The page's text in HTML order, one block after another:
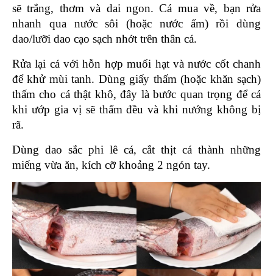
sẽ trắng, thơm và dai ngon. Cá mua về, bạn rửa
nhanh qua nước sôi (hoặc nước ấm) rồi dùng
dao/lưỡi dao cạo sạch nhớt trên thân cá.
Rửa lại cá với hỗn hợp muối hạt và nước cốt chanh
để khử mùi tanh. Dùng giấy thấm (hoặc khăn sạch)
thấm cho cá thật khô, đây là bước quan trọng để cá
khi ướp gia vị sẽ thấm đều và khi nướng không bị
rã.
Dùng dao sắc phi lê cá, cắt thịt cá thành những
miếng vừa ăn, kích cỡ khoảng 2 ngón tay.